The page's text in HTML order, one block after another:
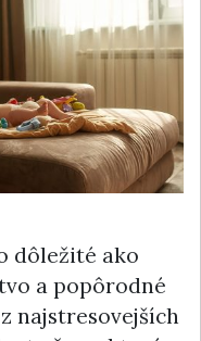
dôležité ako
a popôrodné
najstresovejších